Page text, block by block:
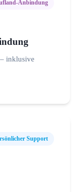
Anbindung
inklusive
Support